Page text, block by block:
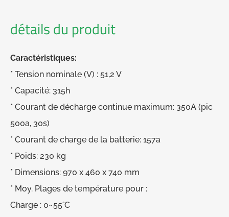
détails du produit
Caractéristiques:
* Tension nominale (V) : 51,2 V
* Capacité: 315h
* Courant de décharge continue maximum: 350A (pic
500a, 30s)
* Courant de charge de la batterie: 157a
* Poids: 230 kg
* Dimensions: 970 x 460 x 740 mm
* Moy. Plages de température pour :
Charge : 0~55°C